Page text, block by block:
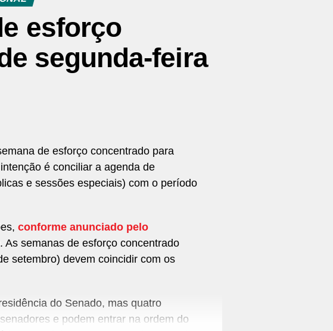
esforço
segunda-feira
de esforço concentrado para
é conciliar a agenda de
e sessões especiais) com o período
conforme anunciado pelo
As semanas de esforço concentrado
setembro) devem coincidir com os
do Senado, mas quatro
e podem entrar na ordem do